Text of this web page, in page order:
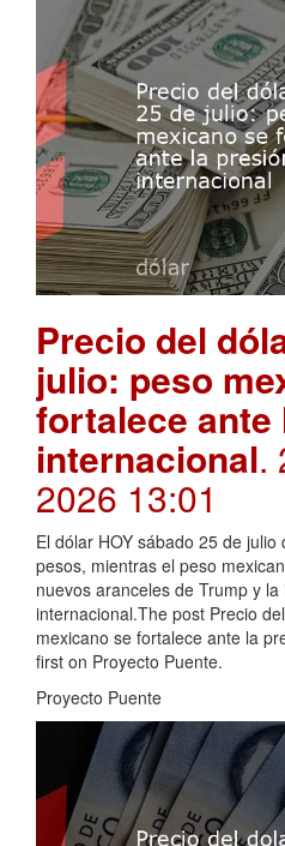
Precio del
julio: peso
fortalece ante
internacional.
2026 13:01
El dólar HOY sábado 25 de
pesos, mientras el peso
nuevos aranceles de Trump y
internacional.The post Precio
mexicano se fortalece ante la
first on Proyecto Puente.
Proyecto Puente